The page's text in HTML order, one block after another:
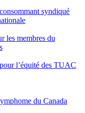
syndiqué
les membres du
l’équité des TUAC
du Canada